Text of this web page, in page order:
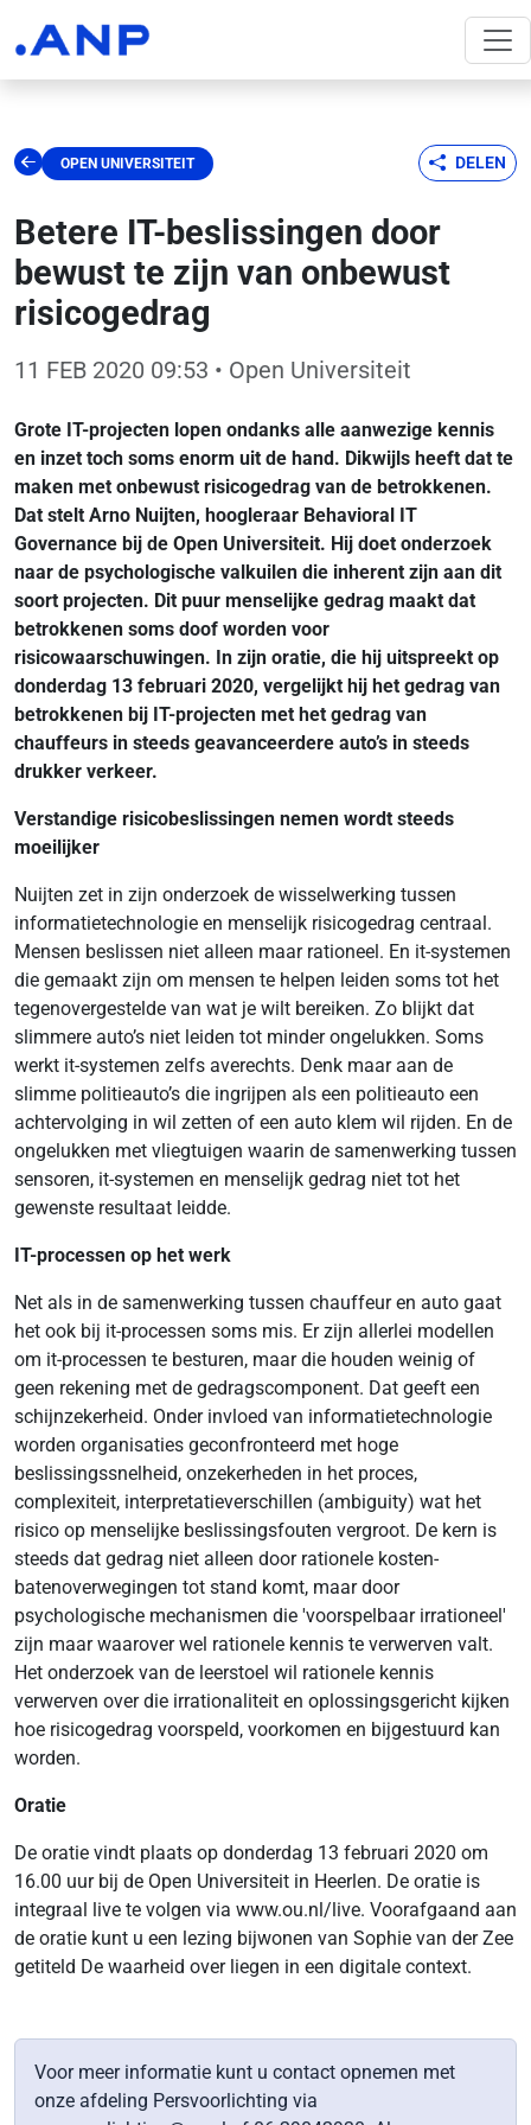
OPEN UNIVERSITEIT DELEN
Betere IT-beslissingen door
bewust te zijn van onbewust
risicogedrag
11 FEB 2020 09:53 • Open Universiteit
Grote IT-projecten lopen ondanks alle aanwezige kennis
en inzet toch soms enorm uit de hand. Dikwijls heeft dat te
maken met onbewust risicogedrag van de betrokkenen.
Dat stelt Arno Nuijten, hoogleraar Behavioral IT
Governance bij de Open Universiteit. Hij doet onderzoek
naar de psychologische valkuilen die inherent zijn aan dit
soort projecten. Dit puur menselijke gedrag maakt dat
betrokkenen soms doof worden voor
risicowaarschuwingen. In zijn oratie, die hij uitspreekt op
donderdag 13 februari 2020, vergelijkt hij het gedrag van
betrokkenen bij IT-projecten met het gedrag van
chauffeurs in steeds geavanceerdere auto’s in steeds
drukker verkeer.
Verstandige risicobeslissingen nemen wordt steeds
moeilijker
Nuijten zet in zijn onderzoek de wisselwerking tussen
informatietechnologie en menselijk risicogedrag centraal.
Mensen beslissen niet alleen maar rationeel. En it-systemen
die gemaakt zijn om mensen te helpen leiden soms tot het
tegenovergestelde van wat je wilt bereiken. Zo blijkt dat
slimmere auto’s niet leiden tot minder ongelukken. Soms
werkt it-systemen zelfs averechts. Denk maar aan de
slimme politieauto’s die ingrijpen als een politieauto een
achtervolging in wil zetten of een auto klem wil rijden. En de
ongelukken met vliegtuigen waarin de samenwerking tussen
sensoren, it-systemen en menselijk gedrag niet tot het
gewenste resultaat leidde.
IT-processen op het werk
Net als in de samenwerking tussen chauffeur en auto gaat
het ook bij it-processen soms mis. Er zijn allerlei modellen
om it-processen te besturen, maar die houden weinig of
geen rekening met de gedragscomponent. Dat geeft een
schijnzekerheid. Onder invloed van informatietechnologie
worden organisaties geconfronteerd met hoge
beslissingssnelheid, onzekerheden in het proces,
complexiteit, interpretatieverschillen (ambiguity) wat het
risico op menselijke beslissingsfouten vergroot. De kern is
steeds dat gedrag niet alleen door rationele kosten-
batenoverwegingen tot stand komt, maar door
psychologische mechanismen die 'voorspelbaar irrationeel'
zijn maar waarover wel rationele kennis te verwerven valt.
Het onderzoek van de leerstoel wil rationele kennis
verwerven over die irrationaliteit en oplossingsgericht kijken
hoe risicogedrag voorspeld, voorkomen en bijgestuurd kan
worden.
Oratie
De oratie vindt plaats op donderdag 13 februari 2020 om
16.00 uur bij de Open Universiteit in Heerlen. De oratie is
integraal live te volgen via www.ou.nl/live. Voorafgaand aan
de oratie kunt u een lezing bijwonen van Sophie van der Zee
getiteld De waarheid over liegen in een digitale context.
Voor meer informatie kunt u contact opnemen met
onze afdeling Persvoorlichting via